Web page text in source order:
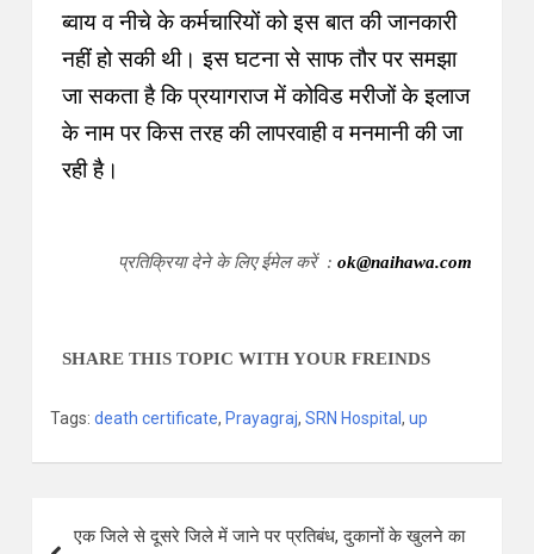
ब्वाय व नीचे के कर्मचारियों को इस बात की जानकारी
नहीं हो सकी थी। इस घटना से साफ तौर पर समझा
जा सकता है कि प्रयागराज में कोविड मरीजों के इलाज
के नाम पर किस तरह की लापरवाही व मनमानी की जा
रही है।
प्रतिक्रिया देने के लिए ईमेल करें : ok@naihawa.com
SHARE THIS TOPIC WITH YOUR FREINDS
Tags: death certificate, Prayagraj, SRN Hospital , up
एक जिले से दूसरे जिले में जाने पर प्रतिबंध, दुकानों के खुलने का